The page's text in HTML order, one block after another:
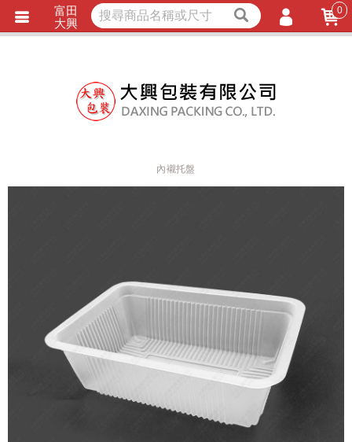
立即詢價 LINE詢問
內襯托盤
富田
大興
0
會員註冊
忘記密碼
獨家商品 耐熱內襯